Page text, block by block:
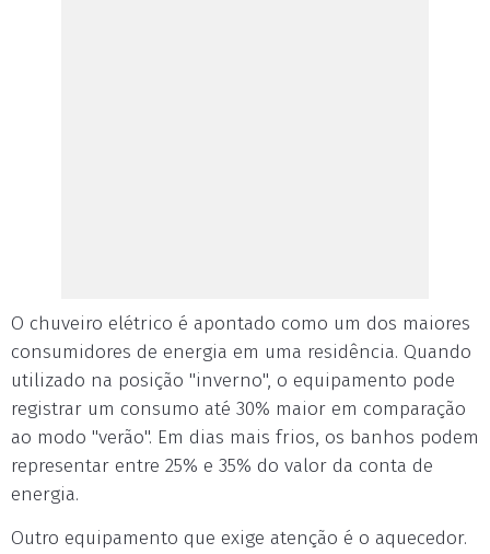
O chuveiro elétrico é apontado como um dos maiores
consumidores de energia em uma residência. Quando
utilizado na posição "inverno", o equipamento pode
registrar um consumo até 30% maior em comparação
ao modo "verão". Em dias mais frios, os banhos podem
representar entre 25% e 35% do valor da conta de
energia.
Outro equipamento que exige atenção é o aquecedor.